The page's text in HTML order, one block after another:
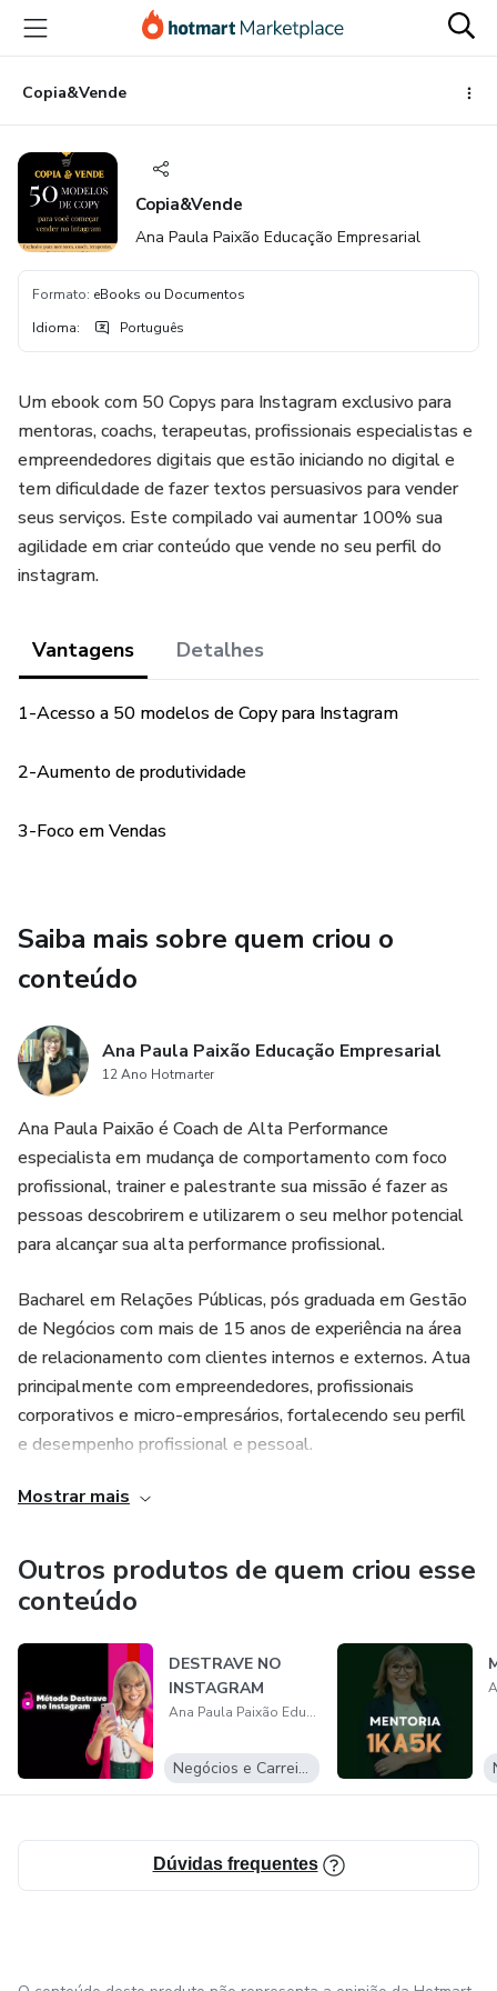
para
conteúdo
principal
para
pagamento
para
rodapéCopia&Vende
Copia&Vende
Ana Paula Paixão Educação Empresarial
Formato: eBooks ou Documentos
Idioma: Português
Um ebook com 50 Copys para Instagram exclusivo para
mentoras, coachs, terapeutas, profissionais especialistas e
empreendedores digitais que estão iniciando no digital e
tem dificuldade de fazer textos persuasivos para vender
seus serviços. Este compilado vai aumentar 100% sua
agilidade em criar conteúdo que vende no seu perfil do
instagram.
Vantagens Detalhes
1-Acesso a 50 modelos de Copy para Instagram
2-Aumento de produtividade
3-Foco em Vendas
Saiba mais sobre quem criou o
conteúdo
Ana Paula Paixão Educação Empresarial
12 Ano Hotmarter
Ana Paula Paixão é Coach de Alta Performance
especialista em mudança de comportamento com foco
profissional, trainer e palestrante sua missão é fazer as
pessoas descobrirem e utilizarem o seu melhor potencial
para alcançar sua alta performance profissional.
Bacharel em Relações Públicas, pós graduada em Gestão
de Negócios com mais de 15 anos de experiência na área
de relacionamento com clientes internos e externos. Atua
principalmente com empreendedores, profissionais
corporativos e micro-empresários, fortalecendo seu perfil
e desempenho profissional e pessoal.
Mostrar mais
Outros produtos de quem criou esse
conteúdo
DESTRAVE NO
INSTAGRAM
Ana Paula Paixão Educação Empresarial
Negócios e Carreira
Dúvidas frequentes